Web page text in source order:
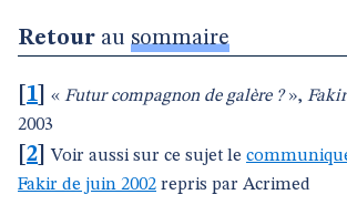
Retour au sommaire
1 « Futur compagnon de galère ?», Fakir
2003
2 ]Voir aussi sur ce sujet le
Fakir de juin 2002 repris par Acrimed